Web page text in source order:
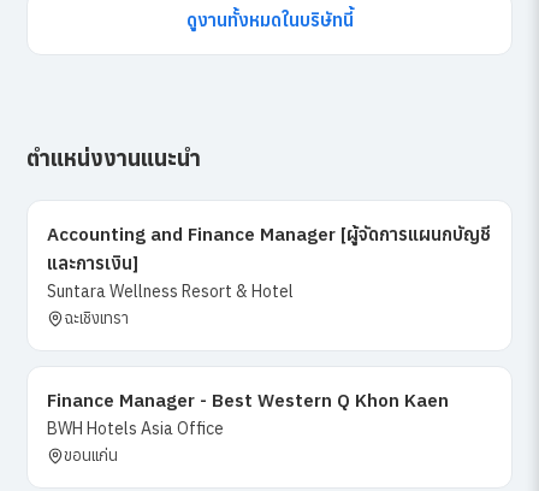
ดูงานทั้งหมดในบริษัทนี้
ตำแหน่งงานแนะนำ
Accounting and Finance Manager [ผู้จัดการแผนกบัญชี
และการเงิน]
Suntara Wellness Resort & Hotel
ฉะเชิงเทรา
Finance Manager - Best Western Q Khon Kaen
BWH Hotels Asia Office
ขอนแก่น